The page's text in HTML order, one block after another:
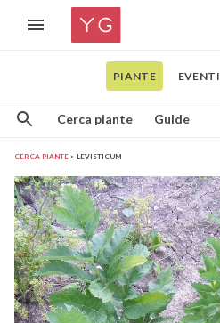
PIANTE EVENTI
Cerca piante Guide
CERCA PIANTE LEVISTICUM